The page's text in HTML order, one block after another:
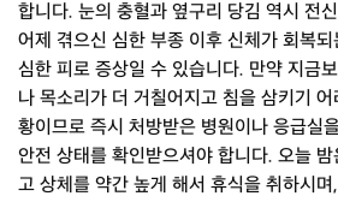
합니다. 눈의 충혈과 옆구리 당김 역시 전
어제 겪으신 심한 부종 이후 신체가 회복
심한 피로 증상일 수 있습니다. 만약 지금
나 목소리가 더 거칠어지고 침을 삼키기
황이므로 즉시 처방받은 병원이나 응급실
안전 상태를 확인받으셔야 합니다. 오늘
고 상체를 약간 높게 해서 휴식을 취하시